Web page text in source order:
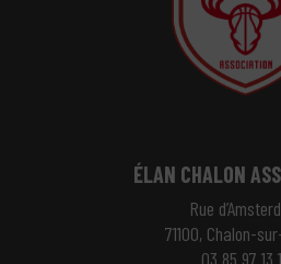
ÉLAN CHALON
Rue
71100, Chalon-
03 85 97 13